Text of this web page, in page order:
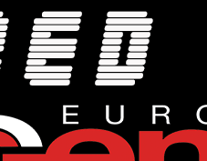
Skoči na glavni sadržaj